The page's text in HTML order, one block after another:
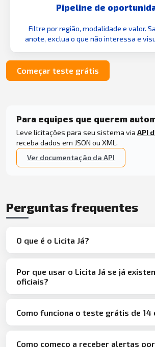
Pipeline de
Filtre por região, modalidade e valor.
anote, exclua o que não interessa e
Começar teste grátis
Para equipes que querem
Leve licitações para seu sistema via API
receba dados em JSON ou XML.
Ver documentação da API
Perguntas frequentes
O que é o Licita Já?
Por que usar o Licita Já se já
oficiais?
Como funciona o teste grátis de 14
Como começo a receber alertas